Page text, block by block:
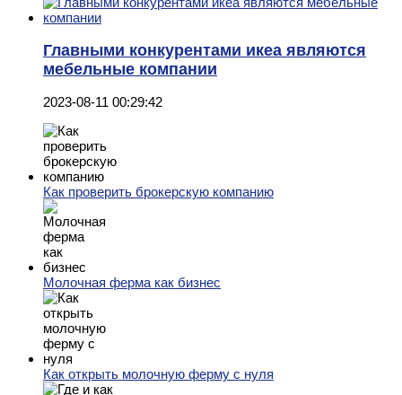
Главными конкурентами икеа являются
мебельные компании
2023-08-11 00:29:42
Как проверить брокерскую компанию
Молочная ферма как бизнес
Как открыть молочную ферму с нуля